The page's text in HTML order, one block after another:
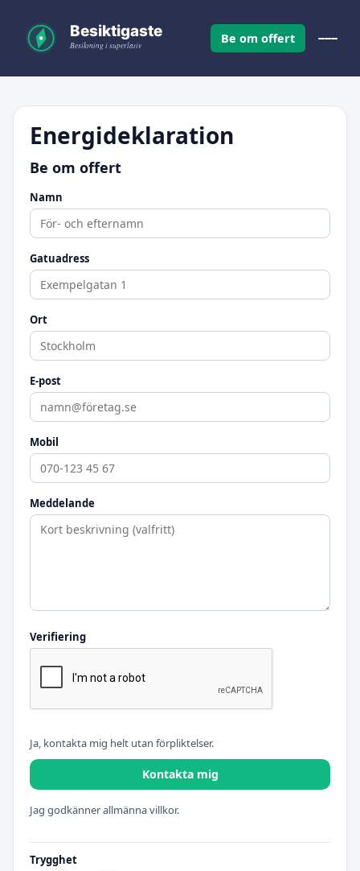
Be om offert
Energideklaration
Be om offert
Namn
Gatuadress
Ort
E-post
Mobil
Meddelande
Verifiering
Ja, kontakta mig helt utan förpliktelser.
Kontakta mig
Jag godkänner allmänna villkor.
Trygghet